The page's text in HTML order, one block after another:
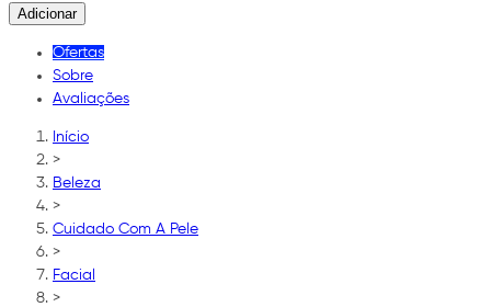
Adicionar
Ofertas
Sobre
Avaliações
Início
>
Beleza
>
Cuidado Com A Pele
>
Facial
>